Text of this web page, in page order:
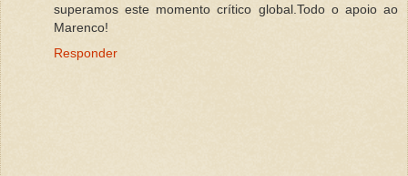
superamos este momento crítico global.Todo o apoio ao
Marenco!
Responder